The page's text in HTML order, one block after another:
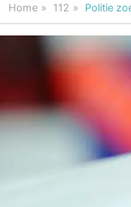
Home 112 Politie